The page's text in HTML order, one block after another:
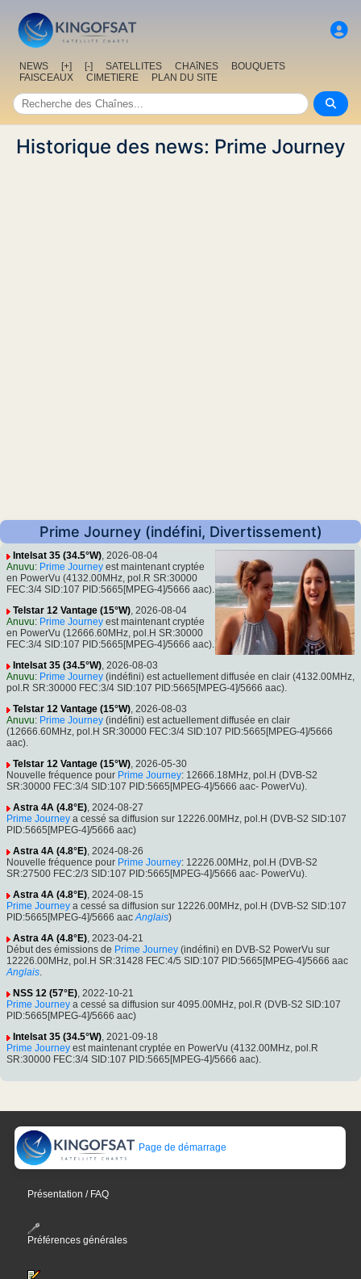
NEWS [+] [-] SATELLITES CHAîNES
BOUQUETS
FAISCEAUX
CIMETIERE PLAN DU SITE
Historique des news: Prime Journey
Prime Journey (indéfini, Divertissement)
Intelsat 35 (34.5°W), 2026-08-04
Anuvu: Prime Journey est maintenant cryptée
en PowerVu (4132.00MHz, pol.R SR:30000
FEC:3/4 SID:107 PID:5665[MPEG-4]/5666 aac).
Telstar 12 Vantage (15°W), 2026-08-04
Anuvu: Prime Journey est maintenant cryptée
en PowerVu (12666.60MHz, pol.H SR:30000
FEC:3/4 SID:107 PID:5665[MPEG-4]/5666 aac).
Intelsat 35 (34.5°W), 2026-08-03
Anuvu: Prime Journey (indéfini) est actuellement diffusée en clair (4132.00MHz,
pol.R SR:30000 FEC:3/4 SID:107 PID:5665[MPEG-4]/5666 aac).
Telstar 12 Vantage (15°W), 2026-08-03
Anuvu: Prime Journey (indéfini) est actuellement diffusée en clair
(12666.60MHz, pol.H SR:30000 FEC:3/4 SID:107 PID:5665[MPEG-4]/5666
aac).
Telstar 12 Vantage (15°W), 2026-05-30
Nouvelle fréquence pour Prime Journey: 12666.18MHz, pol.H (DVB-S2
SR:30000 FEC:3/4 SID:107 PID:5665[MPEG-4]/5666 aac- PowerVu).
Astra 4A (4.8°E), 2024-08-27
Prime Journey a cessé sa diffusion sur 12226.00MHz, pol.H (DVB-S2 SID:107
PID:5665[MPEG-4]/5666 aac)
Astra 4A (4.8°E), 2024-08-26
Nouvelle fréquence pour Prime Journey: 12226.00MHz, pol.H (DVB-S2
SR:27500 FEC:2/3 SID:107 PID:5665[MPEG-4]/5666 aac- PowerVu).
Astra 4A (4.8°E), 2024-08-15
Prime Journey a cessé sa diffusion sur 12226.00MHz, pol.H (DVB-S2 SID:107
PID:5665[MPEG-4]/5666 aac Anglais)
Astra 4A (4.8°E), 2023-04-21
Début des émissions de Prime Journey (indéfini) en DVB-S2 PowerVu sur
12226.00MHz, pol.H SR:31428 FEC:4/5 SID:107 PID:5665[MPEG-4]/5666 aac
Anglais.
NSS 12 (57°E), 2022-10-21
Prime Journey a cessé sa diffusion sur 4095.00MHz, pol.R (DVB-S2 SID:107
PID:5665[MPEG-4]/5666 aac)
Intelsat 35 (34.5°W), 2021-09-18
Prime Journey est maintenant cryptée en PowerVu (4132.00MHz, pol.R
SR:30000 FEC:3/4 SID:107 PID:5665[MPEG-4]/5666 aac).
Page de démarrage
Présentation / FAQ
Préférences générales